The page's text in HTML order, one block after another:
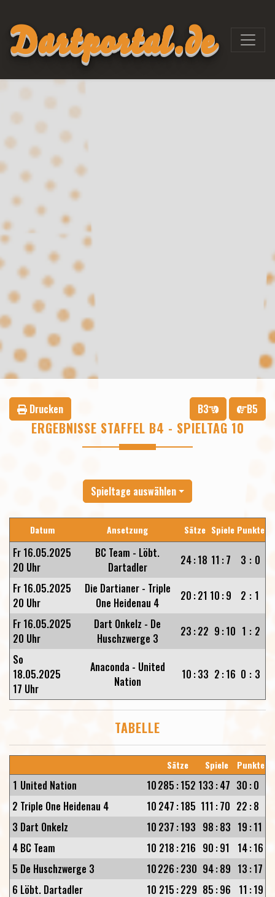
Dartportal.de
Drucken B3 B5
ERGEBNISSE STAFFEL B4 - SPIELTAG 10
Spieltage auswählen
Datum Ansetzung Sätze Spiele Punkte
Fr 16.05.2025
20 Uhr
BC Team - Löbt.
Dartadler
24:18 11 :7 3 : 0
Fr 16.05.2025
20 Uhr
Die Dartianer - Triple
One Heidenau 4
20 :21 10 :9 2 : 1
Fr 16.05.2025
20 Uhr
Dart Onkelz - De
Huschzwerge 3
23 :22 9 :10 1 : 2
So
18.05.2025
17 Uhr
Anaconda - United
Nation
10 :33 2 :16 0 : 3
TABELLE
Sätze Spiele Punkte
1 United Nation 10285 :152 133 :47 30 :0
2 Triple One Heidenau 4 10 247 :185 111 :70 22 :8
3 Dart Onkelz 10 237 :193 98 :83 19 :11
4 BC Team 10 218 :216 90 :91 14:16
5 De Huschzwerge 3 10226 :230 94:89 13 :17
6 Löbt. Dartadler 10 215 :229 85 :96 11 :19